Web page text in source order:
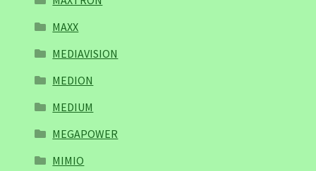
MAXX
MEDIAVISION
MEDION
MEDIUM
MEGAPOWER
MIMIO